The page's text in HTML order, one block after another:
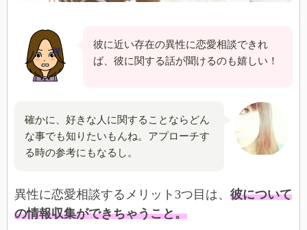
彼に近い存在の異性に恋愛相談できれ
ば、彼に関する話が聞けるのも嬉しい！
確かに、好きな人に関することならどん
な事でも知りたいもんね。アプローチす
る時の参考にもなるし。
異性に恋愛相談するメリット3つ目は、 彼について
の情報収集ができちゃうこと。